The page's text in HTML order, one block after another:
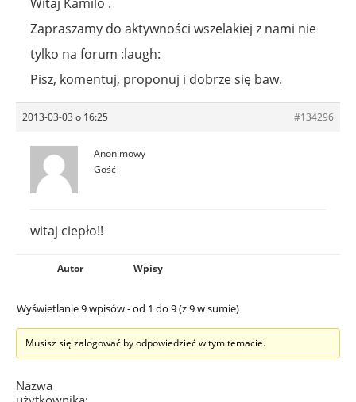
Zapraszamy do aktywności wszelakiej z nami nie
tylko na forum :laugh:
Pisz, komentuj, proponuj i dobrze się baw.
2013-03-03 o 16:25 #134296
Anonimowy
Gość
witaj ciepło!!
Autor Wpisy
Wyświetlanie 9 wpisów - od 1 do 9 (z 9 w sumie)
Musisz się zalogować by odpowiedzieć w tym temacie.
Nazwa